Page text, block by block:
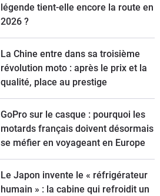
légende tient-elle encore la route en
2026 ?
La Chine entre dans sa troisième
révolution moto : après le prix et la
qualité, place au prestige
GoPro sur le casque : pourquoi les
motards français doivent désormais
se méfier en voyageant en Europe
Le Japon invente le « réfrigérateur
humain » : la cabine qui refroidit un